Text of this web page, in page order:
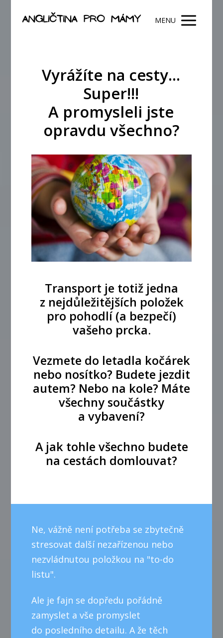
MENU
Vyrážíte na cesty...
Super!!!
A promysleli jste
opravdu všechno?
Transport je totiž jedna
z nejdůležitějších položek
pro pohodlí (a bezpečí)
vašeho prcka.
Vezmete do letadla kočárek
nebo nosítko? Budete jezdit
autem? Nebo na kole? Máte
všechny součástky
a vybavení?
A jak tohle všechno budete
na cestách domlouvat?
Ne, vážně není potřeba se zbytečně
stresovat další nezařízenou nebo
nezvládnutou položkou na "to-do
listu".
Ale je fajn se dopředu pořádně
zamyslet a vše promyslet
do posledního detailu. A že těch